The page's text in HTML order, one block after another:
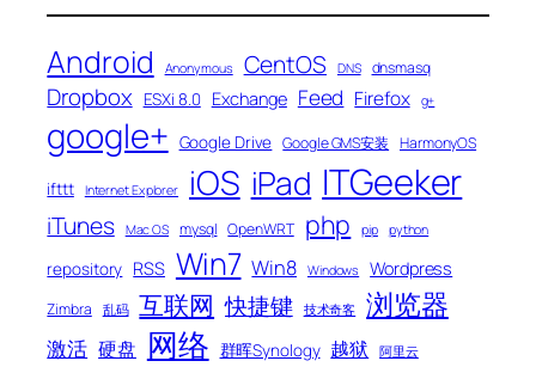
Android Anonymous CentOS DNS dnsmasq
Dropbox ESXi 8.0 Exchange Feed Firefox g+
google+ Google Drive Google GMS安装 HarmonyOS
ifttt Internet Explorer iOS iPad ITGeeker
iTunes Mac OS mysql OpenWRT php pip python
repository RSS Win7 Win8 Windows Wordpress
Zimbra 乱码 互联网 快捷键 技术奇客 浏览器
激活 硬盘 网络 群晖Synology 越狱 阿里云